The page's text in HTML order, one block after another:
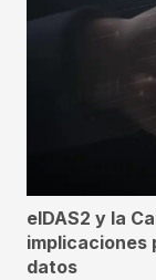
eIDAS2 y la
implicaciones
datos